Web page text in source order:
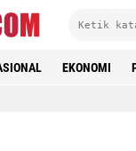
EKONOMI